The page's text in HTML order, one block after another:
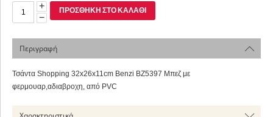
+
−
ΠΡΟΣΘΉΚΗ ΣΤΟ ΚΑΛΆΘΙ
Περιγραφή
Τσάντα Shopping 32x26x11cm Benzi BZ5397 Μπεζ με
φερμουαρ,αδιαβροχη, από PVC